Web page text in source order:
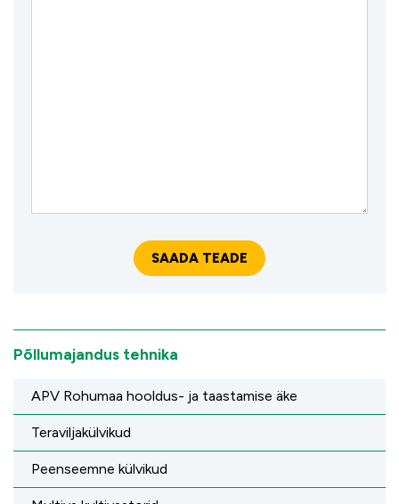
Põllumajandus tehnika
APV Rohumaa hooldus- ja taastamise äke
Teraviljakülvikud
Peenseemne külvikud